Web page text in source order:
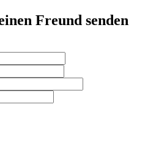
Freund senden